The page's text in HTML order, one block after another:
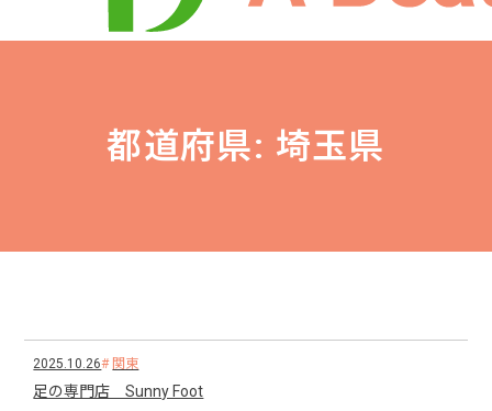
都道府県: 埼玉県
2025.10.26 関東
足の専門店 Sunny Foot